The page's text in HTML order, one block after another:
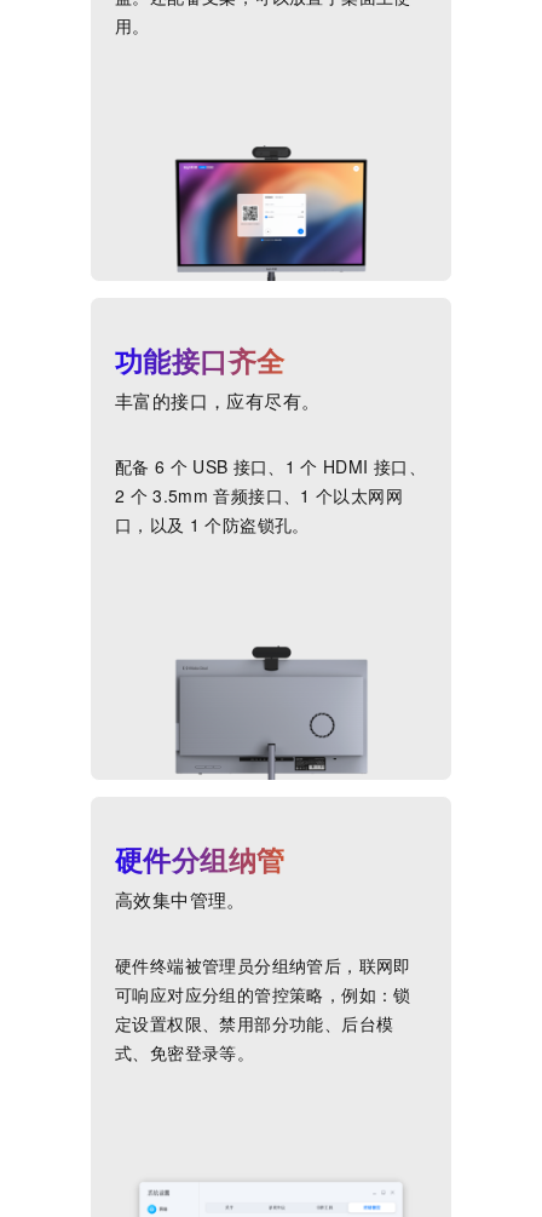
用。
功能接口齐全
丰富的接口，应有尽有。
配备 6 个 USB 接口、1 个 HDMI 接口、
2 个 3.5mm 音频接口、1 个以太网网
口，以及 1 个防盗锁孔。
硬件分组纳管
高效集中管理。
硬件终端被管理员分组纳管后，联网即
可响应对应分组的管控策略，例如：锁
定设置权限、禁用部分功能、后台模
式、免密登录等。